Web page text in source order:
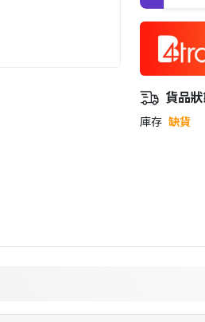
貨品
庫存 缺貨